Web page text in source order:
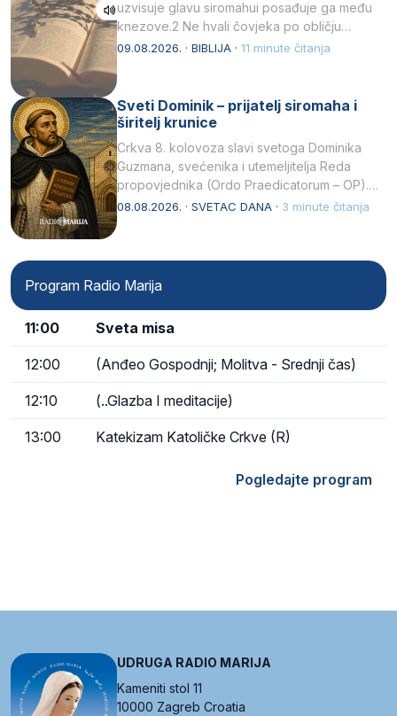
uzvisuje glavu siromahui posađuje ga među
knezove.2 Ne hvali čovjeka po obličju
njegovui…
09.08.2026. · BIBLIJA · 11 minute čitanja
Sveti Dominik – prijatelj siromaha i
širitelj krunice
Crkva 8. kolovoza slavi svetoga Dominika
Guzmana, svećenika i utemeljitelja Reda
propovjednika (Ordo Praedicatorum – OP).
Svojim životom, dubokom ljubavlju prema
08.08.2026. · SVETAC DANA · 3 minute čitanja
Program Radio Marija
11:00 Sveta misa
12:00 (Anđeo Gospodnji; Molitva - Srednji čas)
12:10 (..Glazba I meditacije)
13:00 Katekizam Katoličke Crkve (R)
Pogledajte program
UDRUGA RADIO MARIJA
Kameniti stol 11
10000 Zagreb Croatia